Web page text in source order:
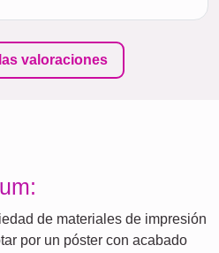
valoraciones
de materiales de impresión
por un póster con acabado